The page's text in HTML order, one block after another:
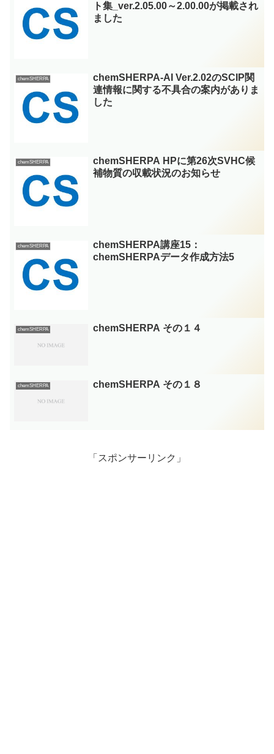
ト集_ver.2.05.00～2.00.00が掲載され
ました
chemSHERPA
chemSHERPA-AI Ver.2.02のSCIP関
連情報に関する不具合の案内がありま
した
chemSHERPA
chemSHERPA HPに第26次SVHC候
補物質の収載状況のお知らせ
chemSHERPA
chemSHERPA講座15：
chemSHERPAデータ作成方法5
chemSHERPA chemSHERPA その１４
chemSHERPA chemSHERPA その１８
「スポンサーリンク」